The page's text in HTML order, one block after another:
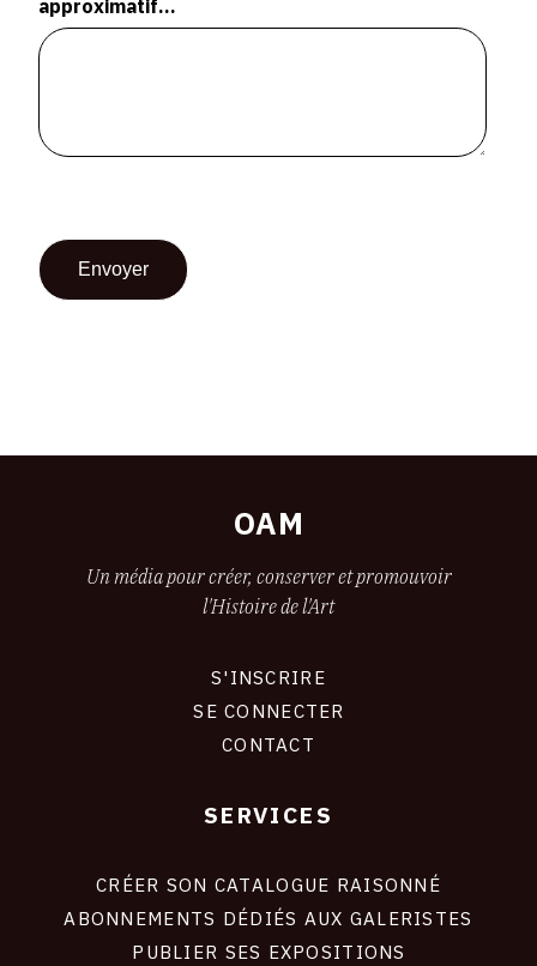
approximatif...
OAM
Un média pour créer, conserver et promouvoir
l'Histoire de l'Art
S'INSCRIRE
SE CONNECTER
CONTACT
SERVICES
CRÉER SON CATALOGUE RAISONNÉ
ABONNEMENTS DÉDIÉS AUX GALERISTES
PUBLIER SES EXPOSITIONS